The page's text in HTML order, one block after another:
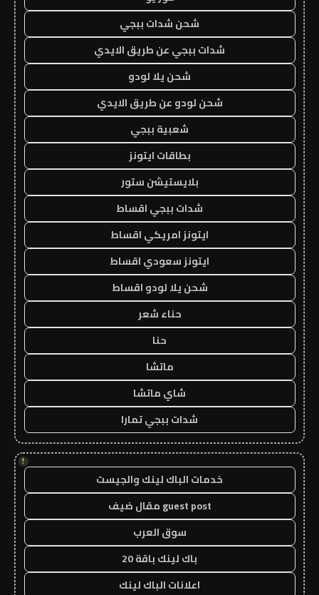
شحن شدات ببجي
شدات ببجي عن طريق الايدي
شحن يلا لودو
شحن لودو عن طريق الايدي
شعبية ببجي
بطاقات ايتونز
بلايستيشن ستور
شدات ببجي اقساط
ايتونز امريكي اقساط
ايتونز سعودي اقساط
شحن يلا لودو اقساط
حناء شعر
حنا
ماتشا
شاي ماتشا
شدات ببجي تمارا
!
خدمات الباك لينك والجيست
guest post مقال ضيف
سوق العرب
باك لينك باقة 20
اعلانات الباك لينك